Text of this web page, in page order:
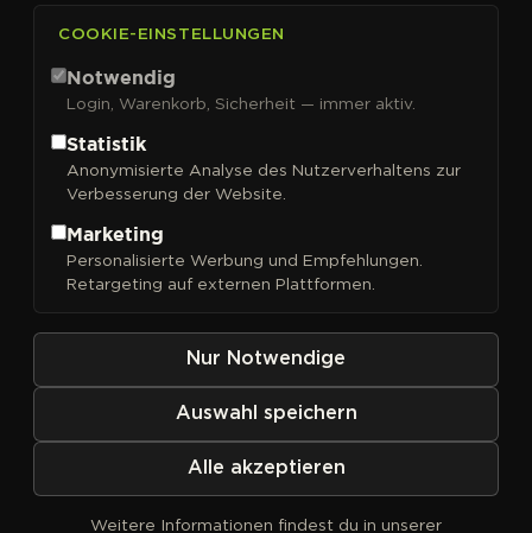
Blue Dream Auto
Cannabissamen von Fast
Buds kaufen
bekanntesten Sorten der US-Westküste in ein
selbstblühendes Format: Grundlage ist der originale
Blue-Dream-Schnitt, überführt in eine feminisierte
Autoflower-Linie.
Genetik & Herkunft
COOKIE-EINSTELLUNGEN
Notwendig
Login, Warenkorb, Sicherheit — immer aktiv.
Statistik
Anonymisierte Analyse des Nutzerverhaltens zur
Verbesserung der Website.
Marketing
Personalisierte Werbung und Empfehlungen.
Retargeting auf externen Plattformen.
Nur Notwendige
Auswahl speichern
Alle akzeptieren
Weitere Informationen findest du in unserer